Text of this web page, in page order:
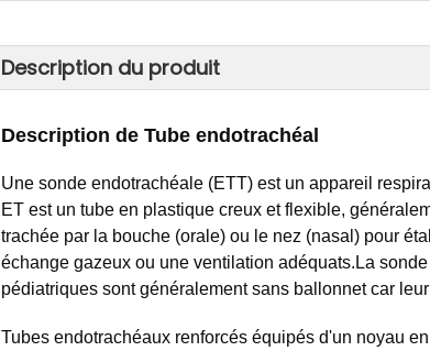
Description du produit
Description de Tube endotrachéal
Une sonde endotrachéale (ETT) est un appareil
ET est un tube en plastique creux et flexible,
trachée par la bouche (orale) ou le nez (nasal) pour
échange gazeux ou une ventilation adéquats.La
pédiatriques sont généralement sans ballonnet car
Tubes endotrachéaux renforcés équipés d'un noyau